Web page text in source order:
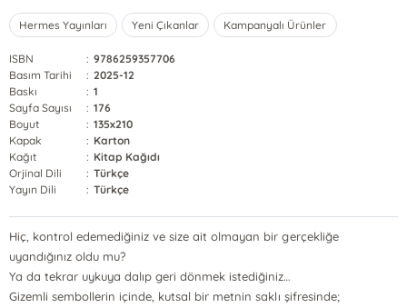
Hermes Yayınları Yeni Çıkanlar Kampanyalı Ürünler
ISBN : 9786259357706
Basım Tarihi
: 2025-12
Baskı
: 1
Sayfa Sayısı
: 176
Boyut
: 135x210
Kapak
: Karton
Kağıt
: Kitap Kağıdı
Orjinal Dili
: Türkçe
Yayın Dili
: Türkçe
Hiç, kontrol edemediğiniz ve size ait olmayan bir gerçekliğe
uyandığınız oldu mu?
Ya da tekrar uykuya dalıp geri dönmek istediğiniz…
Gizemli sembollerin içinde, kutsal bir metnin saklı şifresinde;